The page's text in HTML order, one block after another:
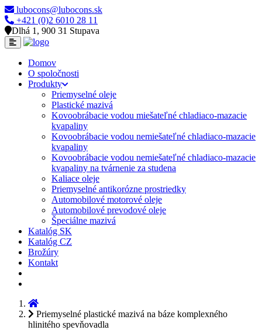
lubocons@lubocons.sk
+421 (0)2 6010 28 11
Dlhá 1, 900 31 Stupava
Domov
O spoločnosti
Produkty
Priemyselné oleje
Plastické mazivá
Kovoobrábacie vodou miešateľné chladiaco-mazacie
kvapaliny
Kovoobrábacie vodou nemiešateľné chladiaco-mazacie
kvapaliny
Kovoobrábacie vodou nemiešateľné chladiaco-mazacie
kvapaliny na tvárnenie za studena
Kaliace oleje
Priemyselné antikorózne prostriedky
Automobilové motorové oleje
Automobilové prevodové oleje
Špeciálne mazivá
Katalóg SK
Katalóg CZ
Brožúry
Kontakt
Priemyselné plastické mazivá na báze komplexného
hlinitého spevňovadla